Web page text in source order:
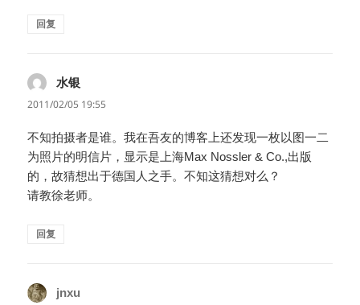
回复
水银
道：
2011/02/05 19:55
不知拍摄者是谁。我在吾友的博客上还发现一枚以图一二
为照片的明信片，显示是上海Max Nossler & Co.,出版
的，故猜想出于德国人之手。不知这猜想对么？
请教徐老师。
回复
jnxu